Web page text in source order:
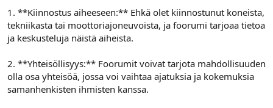
1. **Kiinnostus aiheeseen:** Ehkä olet kiinnostunut koneista,
tekniikasta tai moottoriajoneuvoista, ja foorumi tarjoaa tietoa
ja keskusteluja näistä aiheista.
2. **Yhteisöllisyys:** Foorumit voivat tarjota mahdollisuuden
olla osa yhteisöä, jossa voi vaihtaa ajatuksia ja kokemuksia
samanhenkisten ihmisten kanssa.